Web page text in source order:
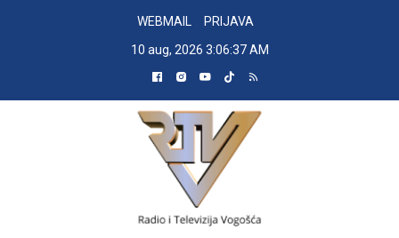
WEBMAIL
PRIJAVA
10 aug, 2026 3:06:37 AM